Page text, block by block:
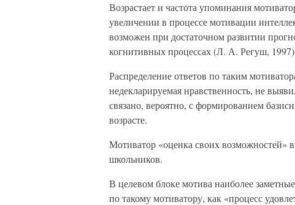
Возрастает и частота упоминания
увеличении в процессе мотивации
возможен при достаточном развитии
когнитивных процессах (Л. А. Регуш,
Распределение ответов по таким
недекларируемая нравственность, не
связано, вероятно, с формированием
возрасте.
Мотиватор «оценка своих
школьников.
В целевом блоке мотива наиболее
по такому мотиватору, как «процесс